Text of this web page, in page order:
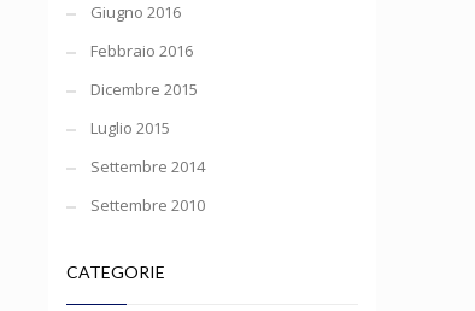
Giugno 2016
Febbraio 2016
Dicembre 2015
Luglio 2015
Settembre 2014
Settembre 2010
CATEGORIE